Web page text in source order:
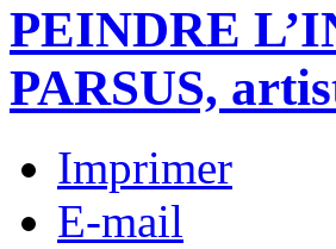
PEINDRE
PARSUS,
Imprimer
E-mail